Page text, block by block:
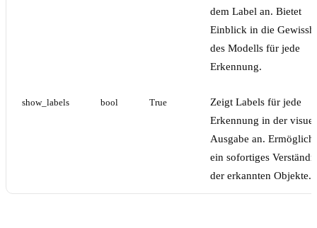
dem Label an. Bietet
Einblick in die
des Modells für jede
Erkennung.
show_labels bool True
Zeigt Labels für jede
Erkennung in der
Ausgabe an. Ermöglicht
ein sofortiges
der erkannten Objekte.